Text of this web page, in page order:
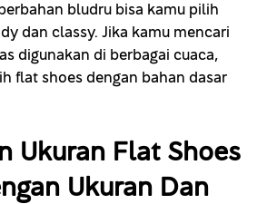
bludru bisa kamu pilih
dan classy. Jika kamu mencari
digunakan di berbagai cuaca,
flat shoes dengan bahan dasar
Ukuran Flat Shoes
Ukuran Dan